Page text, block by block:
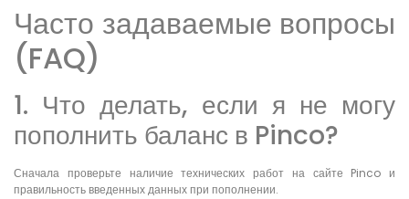
Часто задаваемые вопросы
(FAQ)
1. Что делать, если я не могу
пополнить баланс в Pinco?
Сначала проверьте наличие технических работ на сайте Pinco и
правильность введенных данных при пополнении.